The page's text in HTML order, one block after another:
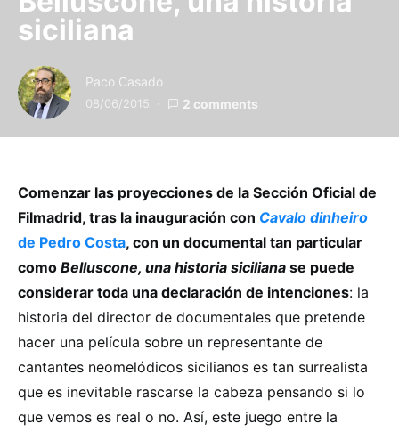
siciliana
Paco Casado
08/06/2015 2 comments
Comenzar las proyecciones de la Sección Oficial de
Filmadrid, tras la inauguración con Cavalo dinheiro
de Pedro Costa, con un documental tan particular
como Belluscone, una historia siciliana se puede
considerar toda una declaración de intenciones: la
historia del director de documentales que pretende
hacer una película sobre un representante de
cantantes neomelódicos sicilianos es tan surrealista
que es inevitable rascarse la cabeza pensando si lo
que vemos es real o no. Así, este juego entre la